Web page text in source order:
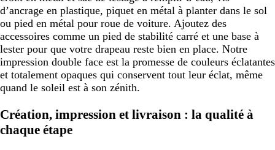
d’ancrage en plastique, piquet en métal à planter dans le sol
ou pied en métal pour roue de voiture. Ajoutez des
accessoires comme un pied de stabilité carré et une base à
lester pour que votre drapeau reste bien en place. Notre
impression double face est la promesse de couleurs éclatantes
et totalement opaques qui conservent tout leur éclat, même
quand le soleil est à son zénith.
Création, impression et livraison : la qualité à
chaque étape